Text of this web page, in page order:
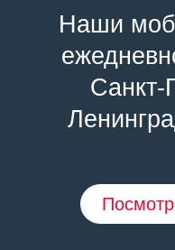
Наши
Санкт-